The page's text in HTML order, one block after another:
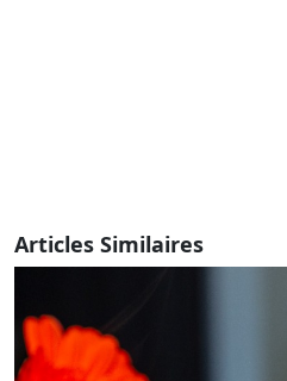
Articles Similaires